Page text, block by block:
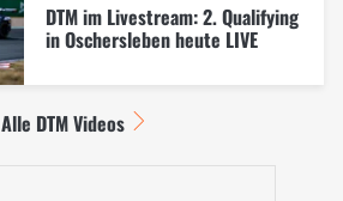
DTM im Livestream: 2. Qualifying
in Oschersleben heute LIVE
Alle DTM Videos